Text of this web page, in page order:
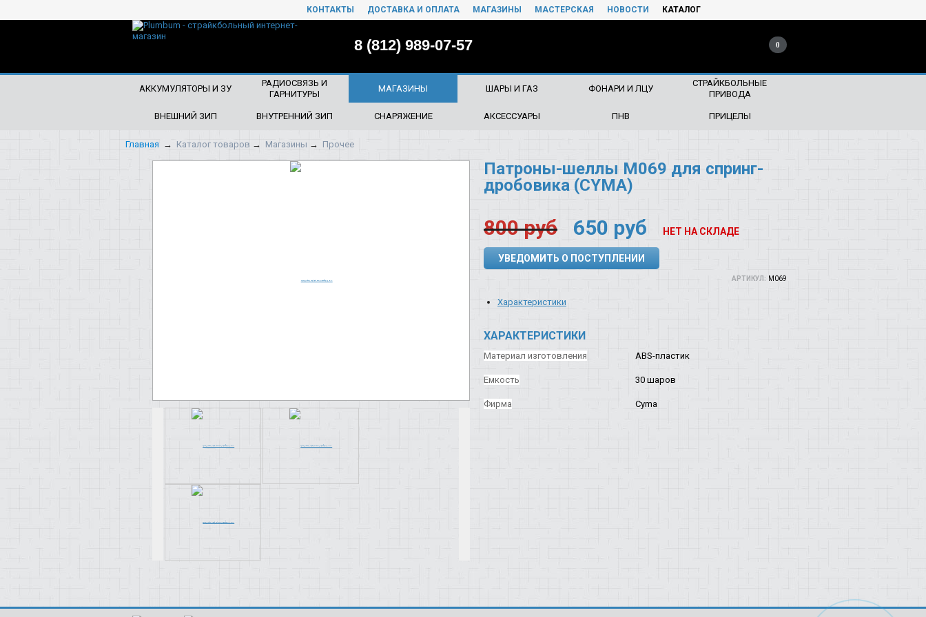
КОНТАКТЫ ДОСТАВКА И ОПЛАТА МАГАЗИНЫ МАСТЕРСКАЯ НОВОСТИ КАТАЛОГ
8 (812) 989-07-57 0
АККУМУЛЯТОРЫ И ЗУ
РАДИОСВЯЗЬ И
ГАРНИТУРЫ
МАГАЗИНЫ ШАРЫ И ГАЗ ФОНАРИ И ЛЦУ
СТРАЙКБОЛЬНЫЕ
ПРИВОДА
ВНЕШНИЙ ЗИП ВНУТРЕННИЙ ЗИП СНАРЯЖЕНИЕ АКСЕССУАРЫ ПНВ ПРИЦЕЛЫ
Главная → Каталог товаров → Магазины → Прочее
Патроны-шеллы M069 для спринг-
дробовика (CYMA)
800 руб 650 руб НЕТ НА СКЛАДЕ
АРТИКУЛ: М069
УВЕДОМИТЬ О ПОСТУПЛЕНИИ
Характеристики
ХАРАКТЕРИСТИКИ
Материал изготовления ABS-пластик
Емкость 30 шаров
Фирма Cyma
ЧТО БУДЕМ ИСКАТЬ?